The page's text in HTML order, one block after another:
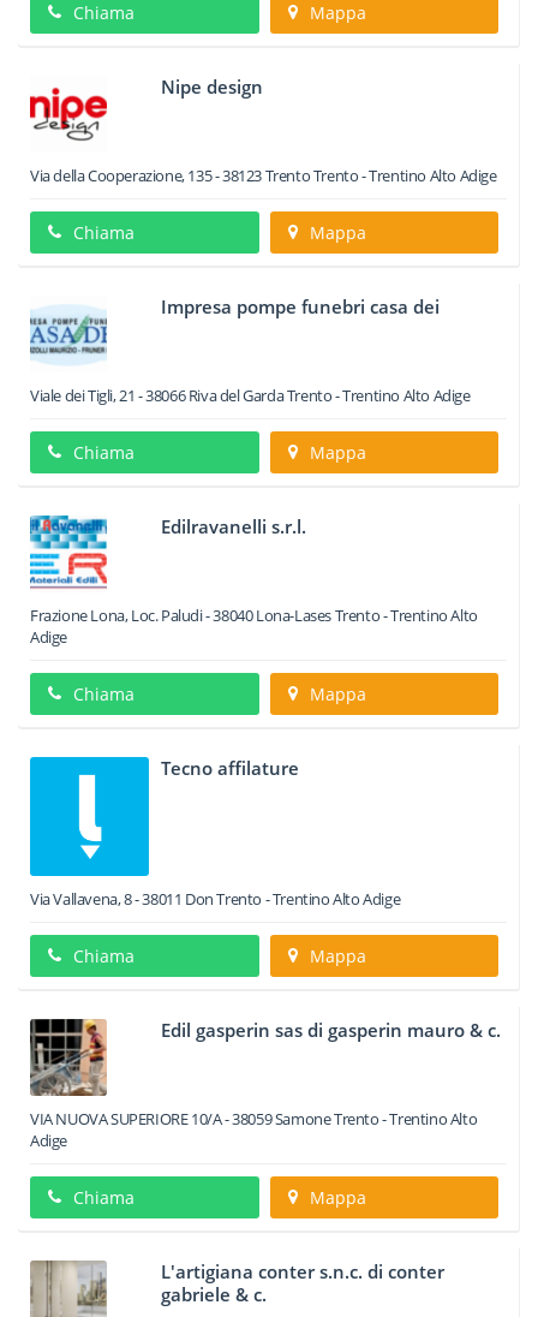
Chiama Mappa
Nipe design
Via della Cooperazione, 135-38123TrentoTrento -Trentino Alto Adige
Chiama Mappa
Impresa pompe funebri casa dei
Viale dei Tigli, 21 -38066 Riva del GardaTrento -Trentino Alto Adige
Chiama Mappa
Edilravanelli s.r.l.
Frazione Lona, Loc. Paludi-38040Lona-LasesTrento -Trentino Alto
Adige
Chiama Mappa
Tecno affilature
Via Vallavena, 8-38011 DonTrento -Trentino Alto Adige
Chiama Mappa
Edil gasperin sas di gasperin mauro & c.
VIA NUOVA SUPERIORE 10/A-38059SamoneTrento -Trentino Alto
Adige
Chiama Mappa
L'artigiana conter s.n.c. di conter
gabriele & c.